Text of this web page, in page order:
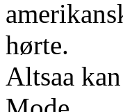
hørte.
Altsaa